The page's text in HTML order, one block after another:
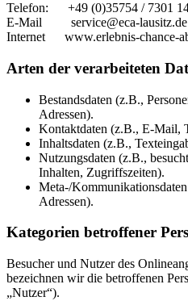
Telefon: +49 (0)35754 / 7301
E-Mail service@eca-lausitz.de
Internet www.erlebnis-chance-
Arten der verarbeiteten
Bestandsdaten (z.B.,
Adressen).
Kontaktdaten (z.B., E-Mail,
Inhaltsdaten (z.B.,
Nutzungsdaten (z.B.,
Inhalten, Zugriffszeiten).
Meta-/
Adressen).
Kategorien betroffener
Besucher und Nutzer des
bezeichnen wir die betroffenen
„Nutzer“).